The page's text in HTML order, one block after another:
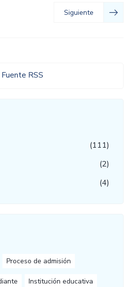
Siguiente
RSS
(111)
(2)
(4)
Proceso de admisión
Institución educativa